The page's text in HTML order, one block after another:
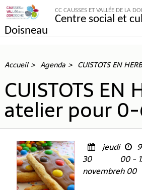
CC CAUSSES ET VALLÉE DE LA
Centre social et
Doisneau
Accueil Agenda CUISTOTS EN
CUISTOTS EN
atelier pour
jeudi
30
novembre
00 -
h 00